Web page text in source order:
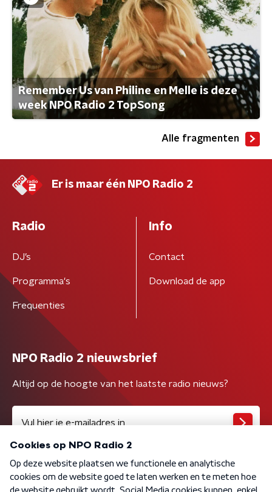
Remember Us van Philine en Melle is deze
week NPO Radio 2 TopSong
Alle fragmenten
Er is maar één NPO Radio 2
Radio
DJ’s
Programma's
Frequenties
Info
Contact
Download de app
NPO Radio 2 nieuwsbrief
Altijd op de hoogte van het laatste radio nieuws?